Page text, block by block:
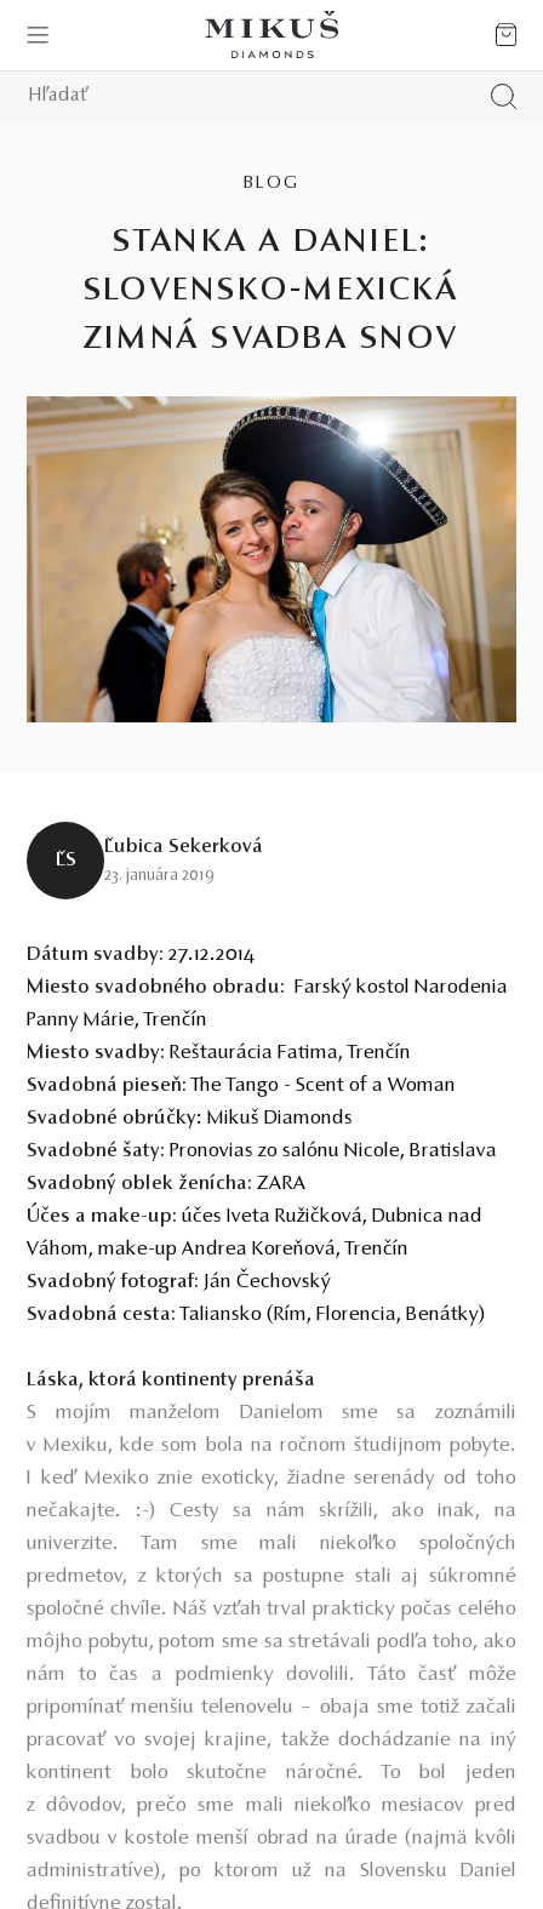
BLOG
STANKA A DANIEL:
SLOVENSKO-MEXICKÁ
ZIMNÁ SVADBA SNOV
ĽS
Ľubica Sekerková
23. januára 2019
Dátum svadby: 27.12.2014
Miesto svadobného obradu: Farský kostol Narodenia
Panny Márie, Trenčín
Miesto svadby: Reštaurácia Fatima, Trenčín
Svadobná pieseň: The Tango - Scent of a Woman
Svadobné obrúčky: Mikuš Diamonds
Svadobné šaty: Pronovias zo salónu Nicole, Bratislava
Svadobný oblek ženícha: ZARA
Účes a make-up: účes Iveta Ružičková, Dubnica nad
Váhom, make-up Andrea Koreňová, Trenčín
Svadobný fotograf: Ján Čechovský
Svadobná cesta: Taliansko (Rím, Florencia, Benátky)
Láska, ktorá kontinenty prenáša
S mojím manželom Danielom sme sa zoznámili
v Mexiku, kde som bola na ročnom študijnom pobyte.
I keď Mexiko znie exoticky, žiadne serenády od toho
nečakajte. :-) Cesty sa nám skrížili, ako inak, na
univerzite. Tam sme mali niekoľko spoločných
predmetov, z ktorých sa postupne stali aj súkromné
spoločné chvíle. Náš vzťah trval prakticky počas celého
môjho pobytu, potom sme sa stretávali podľa toho, ako
nám to čas a podmienky dovolili. Táto časť môže
pripomínať menšiu telenovelu – obaja sme totiž začali
pracovať vo svojej krajine, takže dochádzanie na iný
kontinent bolo skutočne náročné. To bol jeden
z dôvodov, prečo sme mali niekoľko mesiacov pred
svadbou v kostole menší obrad na úrade (najmä kvôli
administratíve), po ktorom už na Slovensku Daniel
definitívne zostal.